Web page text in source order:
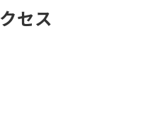
セス